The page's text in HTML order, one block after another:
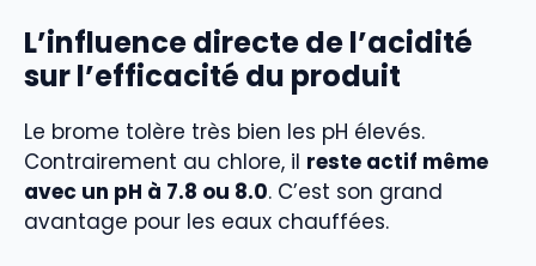
L’influence directe de l’acidité
sur l’efficacité du produit
Le brome tolère très bien les pH élevés.
Contrairement au chlore, il reste actif même
avec un pH à 7.8 ou 8.0. C’est son grand
avantage pour les eaux chauffées.